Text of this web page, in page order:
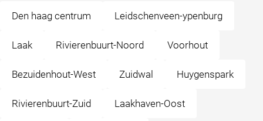
Den haag centrum Leidschenveen-ypenburg
Laak Rivierenbuurt-Noord Voorhout
Bezuidenhout-West Zuidwal Huygenspark
Rivierenbuurt-Zuid Laakhaven-Oost